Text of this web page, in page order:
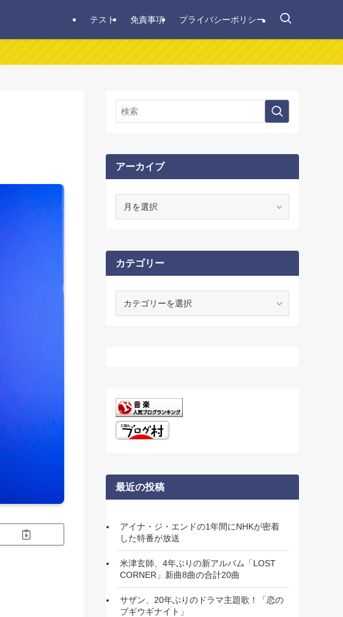
テスト 免責事項 プライバシーポリシー
アーカイブ
ブ
カテゴリー
最近の投稿
アイナ・ジ・エンドの1年間にNHKが密着
した特番が放送
米津玄師、4年ぶりの新アルバム「LOST
CORNER」新曲8曲の合計20曲
サザン、20年ぶりのドラマ主題歌！「恋の
ブギウギナイト」